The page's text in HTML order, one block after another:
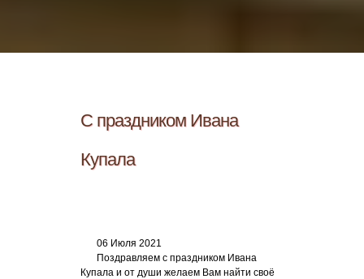
С праздником Ивана
Купала
06 Июля 2021
Поздравляем с праздником Ивана
Купала и от души желаем Вам найти своё